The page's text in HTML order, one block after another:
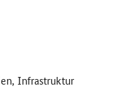
Infrastruktur